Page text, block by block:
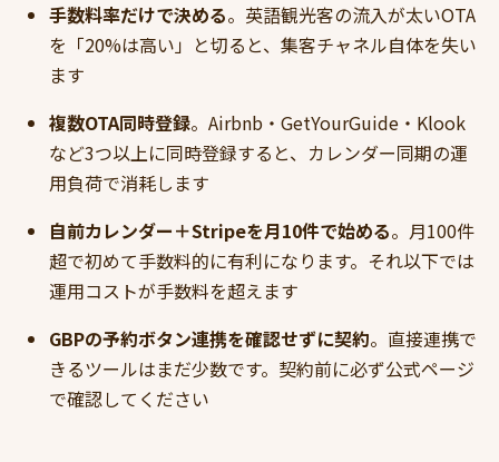
手数料率だけで決める。英語観光客の流入が太いOTA
を「20%は高い」と切ると、集客チャネル自体を失い
ます
複数OTA同時登録。Airbnb・GetYourGuide・Klook
など3つ以上に同時登録すると、カレンダー同期の運
用負荷で消耗します
自前カレンダー＋Stripeを月10件で始める。月100件
超で初めて手数料的に有利になります。それ以下では
運用コストが手数料を超えます
GBPの予約ボタン連携を確認せずに契約。直接連携で
きるツールはまだ少数です。契約前に必ず公式ページ
で確認してください